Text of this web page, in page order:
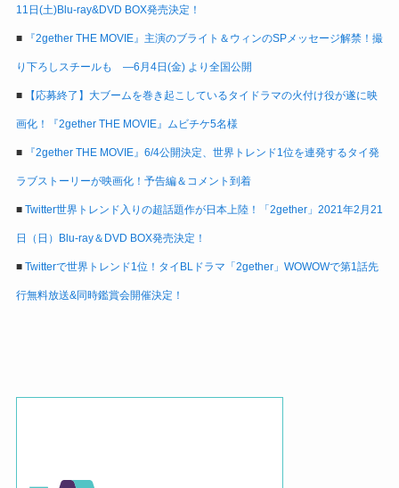
11日(土)Blu-ray&DVD BOX発売決定！
■ 『2gether THE MOVIE』主演のブライト＆ウィンのSPメッセージ解禁！撮
り下ろしスチールも ―6月4日(金) より全国公開
■ 【応募終了】大ブームを巻き起こしているタイドラマの火付け役が遂に映
画化！『2gether THE MOVIE』ムビチケ5名様
■ 『2gether THE MOVIE』6/4公開決定、世界トレンド1位を連発するタイ発
ラブストーリーが映画化！予告編＆コメント到着
■ Twitter世界トレンド入りの超話題作が日本上陸！「2gether」2021年2月21
日（日）Blu-ray＆DVD BOX発売決定！
■ Twitterで世界トレンド1位！タイBLドラマ「2gether」WOWOWで第1話先
行無料放送&同時鑑賞会開催決定！